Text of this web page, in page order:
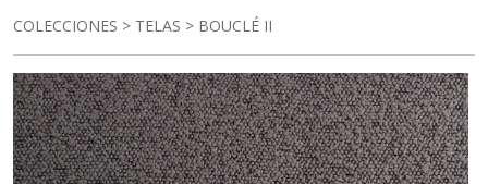
COLECCIONES > TELAS > BOUCLÉ II